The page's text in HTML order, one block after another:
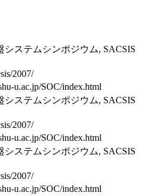
システムシンポジウム, SACSIS
2007/
u.ac.jp/SOC/index.html
システムシンポジウム, SACSIS
2007/
u.ac.jp/SOC/index.html
システムシンポジウム, SACSIS
2007/
u.ac.jp/SOC/index.html